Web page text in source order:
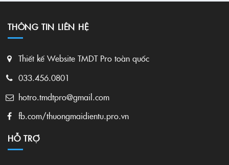
THÔNG TIN LIÊN HỆ
Thiết kế Website TMDT Pro toàn quốc
033.456.0801
hotro.tmdtpro@gmail.com
fb.com/thuongmaidientu.pro.vn
HỖ TRỢ